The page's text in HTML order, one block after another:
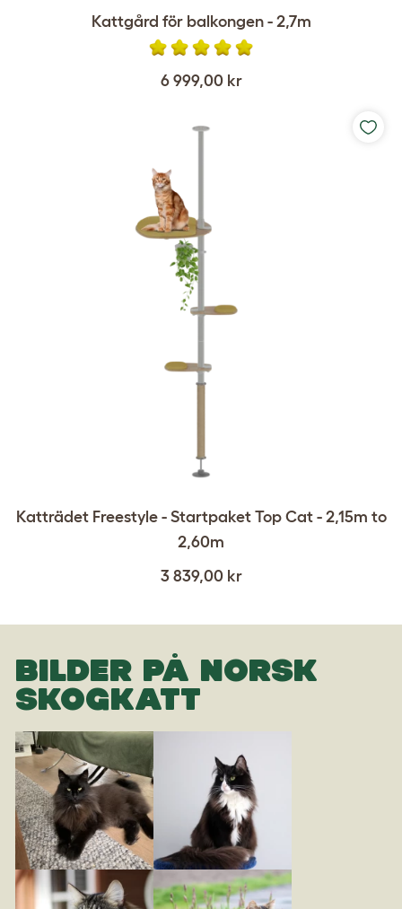
Kattgård för balkongen - 2,7m
6 999,00 kr
Katträdet Freestyle - Startpaket Top Cat - 2,15m to
2,60m
3 839,00 kr
BILDER PÅ NORSK
SKOGKATT